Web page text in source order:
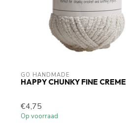
GO HANDMADE
HAPPY CHUNKY FINE CREME
€4,75
Op voorraad